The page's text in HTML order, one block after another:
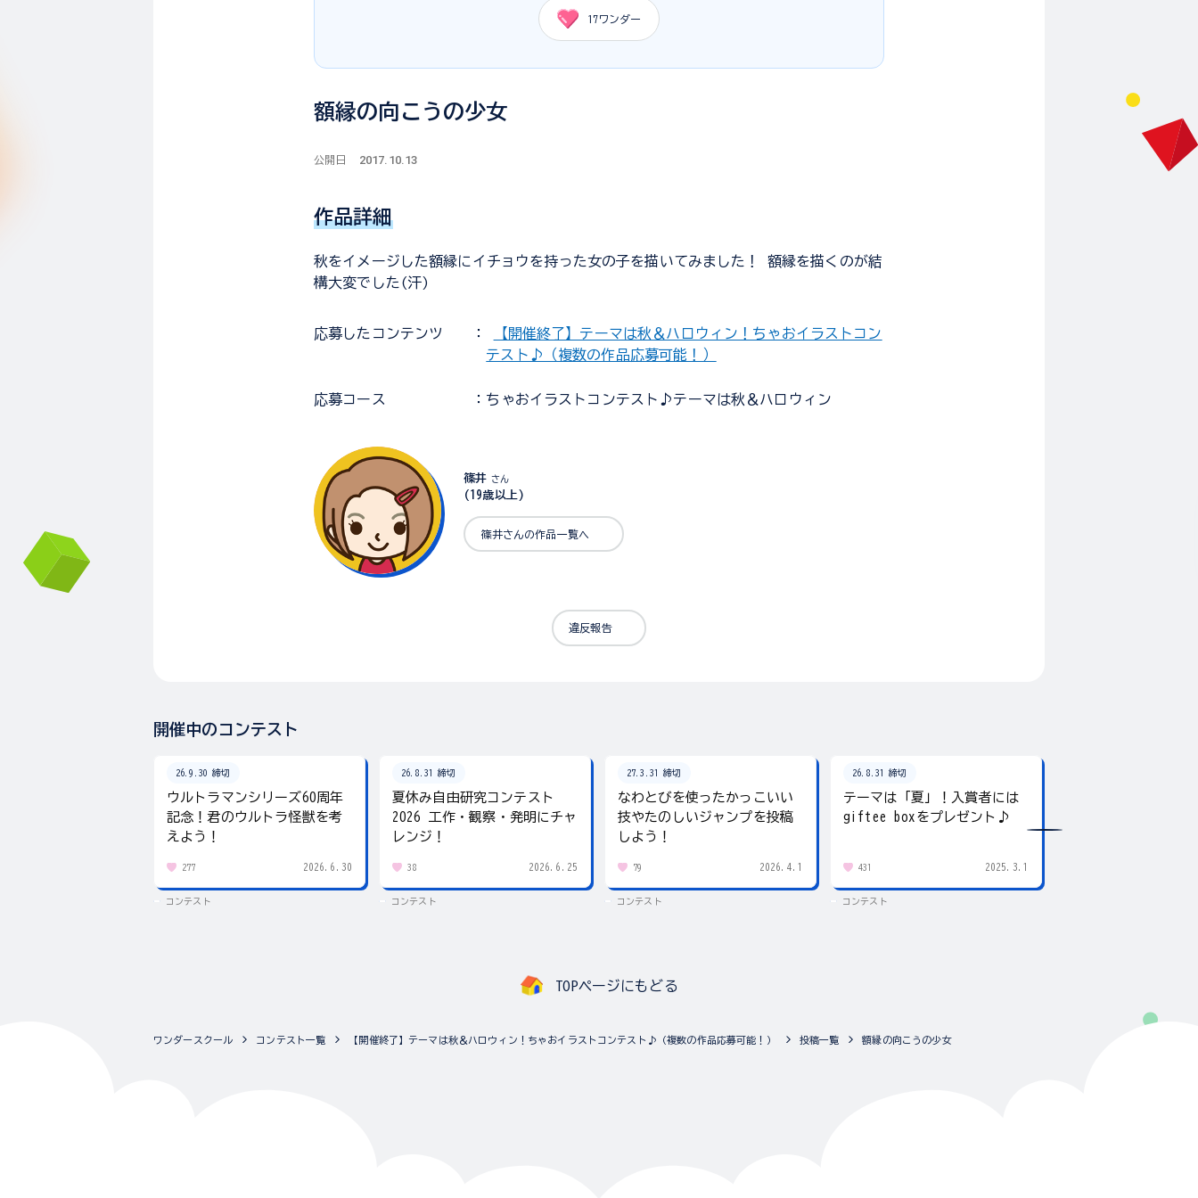
17ワンダー
額縁の向こうの少女
公開日 2017.10.13
作品詳細
秋をイメージした額縁にイチョウを持った女の子を描いてみました！ 額縁を描くのが結
構大変でした(汗)
応募した コンテンツ ：
【開催終了】テーマは秋＆ハロウィン！ちゃおイラストコン
テスト♪（複数の作品応募可能！）
応募コース ：ちゃおイラストコンテスト♪テーマは秋＆ハロウィン
篠井 さん
(19歳以上)
篠井さんの作品一覧へ
違反報告
開催中のコンテスト
26.9.30 締切
ウルトラマンシリーズ60周年
記念！君のウルトラ怪獣を考
えよう！
277 2026.6.30
コンテスト
26.8.31 締切
夏休み自由研究コンテスト
2026 工作・観察・発明にチャ
レンジ！
38 2026.6.25
コンテスト
27.3.31 締切
なわとびを使ったかっこいい
技やたのしいジャンプを投稿
しよう！
79 2026.4.1
コンテスト
26.8.31 締切
テーマは「夏」！入賞者には
giftee boxをプレゼント♪
431 2025.3.1
コンテスト
TOPページにもどる
ワンダースクール コンテスト一覧 【開催終了】テーマは秋＆ハロウィン！ちゃおイラストコンテスト♪（複数の作品応募可能！） 投稿一覧 額縁の向こうの少女